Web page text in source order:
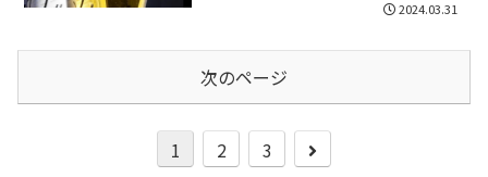
2024.03.31
次のページ
1 2 3
次